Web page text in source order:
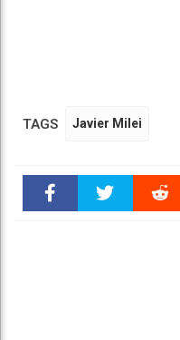
TAGS Javier Milei